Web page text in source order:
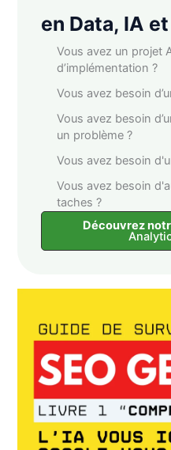
en Data, IA
Vous avez un projet
d’implémentation ?
Vous avez besoin
Vous avez besoin
un problème ?
Vous avez besoin
Vous avez besoin
taches ?
Découvrez